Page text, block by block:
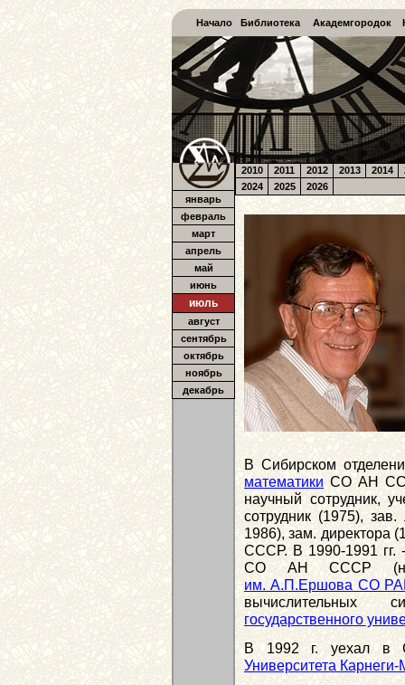
Начало Библиотека Академгородок
январь
февраль
март
апрель
май
июнь
июль
август
сентябрь
октябрь
ноябрь
декабрь
2010 2011 2012 2013 2014
2024
2025 2026
В Сибирском
математики СО АН
научный сотрудник,
сотрудник (1975),
1986), зам. директора
СССР. В 1990-1991 гг.
СО АН СССР
им. А.П.Ершова СО
государственного
В 1992 г. уехал в
Университета